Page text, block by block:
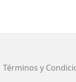
Términos y